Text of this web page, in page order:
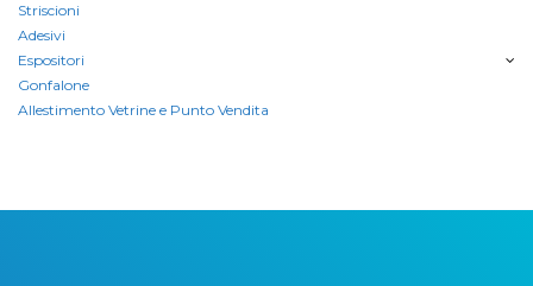
Striscioni
Adesivi
Espositori
Gonfalone
Allestimento Vetrine e Punto Vendita